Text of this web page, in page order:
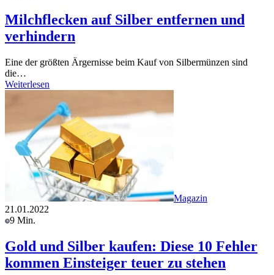
Milchflecken auf Silber entfernen und
verhindern
Eine der größten Ärgernisse beim Kauf von Silbermünzen sind
die…
Weiterlesen
Magazin
21.01.2022
9 Min.
Gold und Silber kaufen: Diese 10 Fehler
kommen Einsteiger teuer zu stehen